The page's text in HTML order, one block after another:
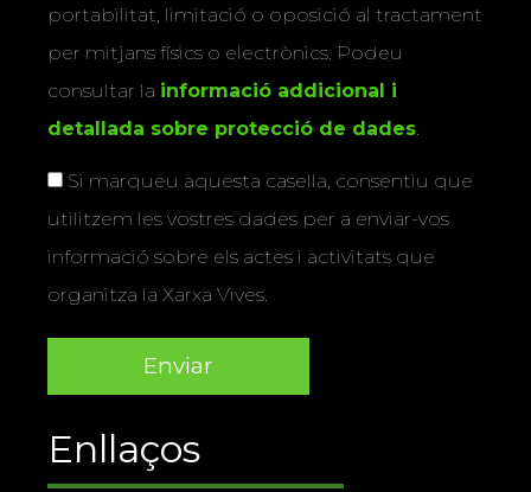
portabilitat, limitació o oposició al tractament
per mitjans físics o electrònics. Podeu
consultar la informació addicional i
detallada sobre protecció de dades.
Si marqueu aquesta casella, consentiu que
utilitzem les vostres dades per a enviar-vos
informació sobre els actes i activitats que
organitza la Xarxa Vives.
Enllaços